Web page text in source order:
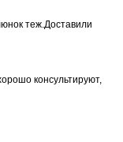
теж.Доставили
консультируют,